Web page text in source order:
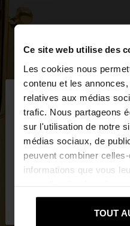
Ce site web utilise des
Les cookies nous
contenu et les
relatives aux médias
trafic. Nous partageons
sur l'utilisation de notre
médias sociaux, de
peuvent combiner
informations que vous
services.
TOUT
bonjour
Vous accédez au site
parcourir notre site au